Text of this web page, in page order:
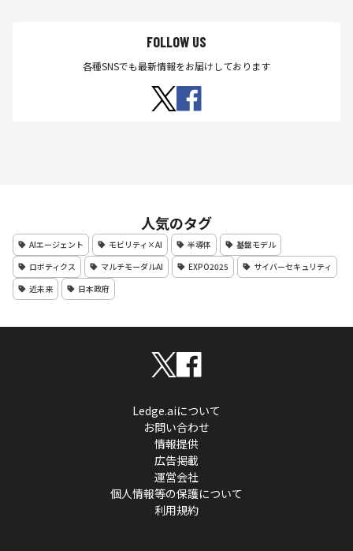
FOLLOW US
各種SNSでも最新情報をお届けしております
人気のタグ
AIエージェント モビリティ×AI 半導体
基盤モデル
ロボティクス
マルチモーダルAI EXPO2025
サイバーセキュリティ
近未来
日本政府
Ledge.aiについて
お問い合わせ
情報提供
広告掲載
運営会社
個人情報等の保護について
利用規約